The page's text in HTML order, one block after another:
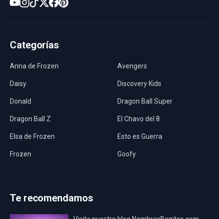
Categorías
Anna de Frozen Avengers
Daisy Discovery Kids
Donald Dragon Ball Super
Dragon Ball Z El Chavo del 8
Elsa de Frozen Esto es Guerra
Frozen Goofy
Te recomendamos